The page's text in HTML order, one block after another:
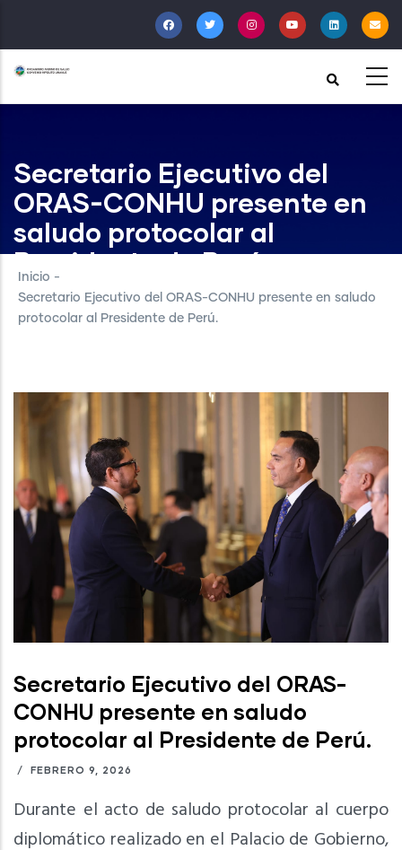
al
contenido
principal
Secretario Ejecutivo del
ORAS-CONHU presente en
saludo protocolar al
Presidente de Perú.
Inicio -
Secretario Ejecutivo del ORAS-CONHU presente en saludo
protocolar al Presidente de Perú.
Secretario Ejecutivo del ORAS-
CONHU presente en saludo
protocolar al Presidente de Perú.
/ FEBRERO 9, 2026
Durante el acto de saludo protocolar al cuerpo
diplomático realizado en el Palacio de Gobierno,